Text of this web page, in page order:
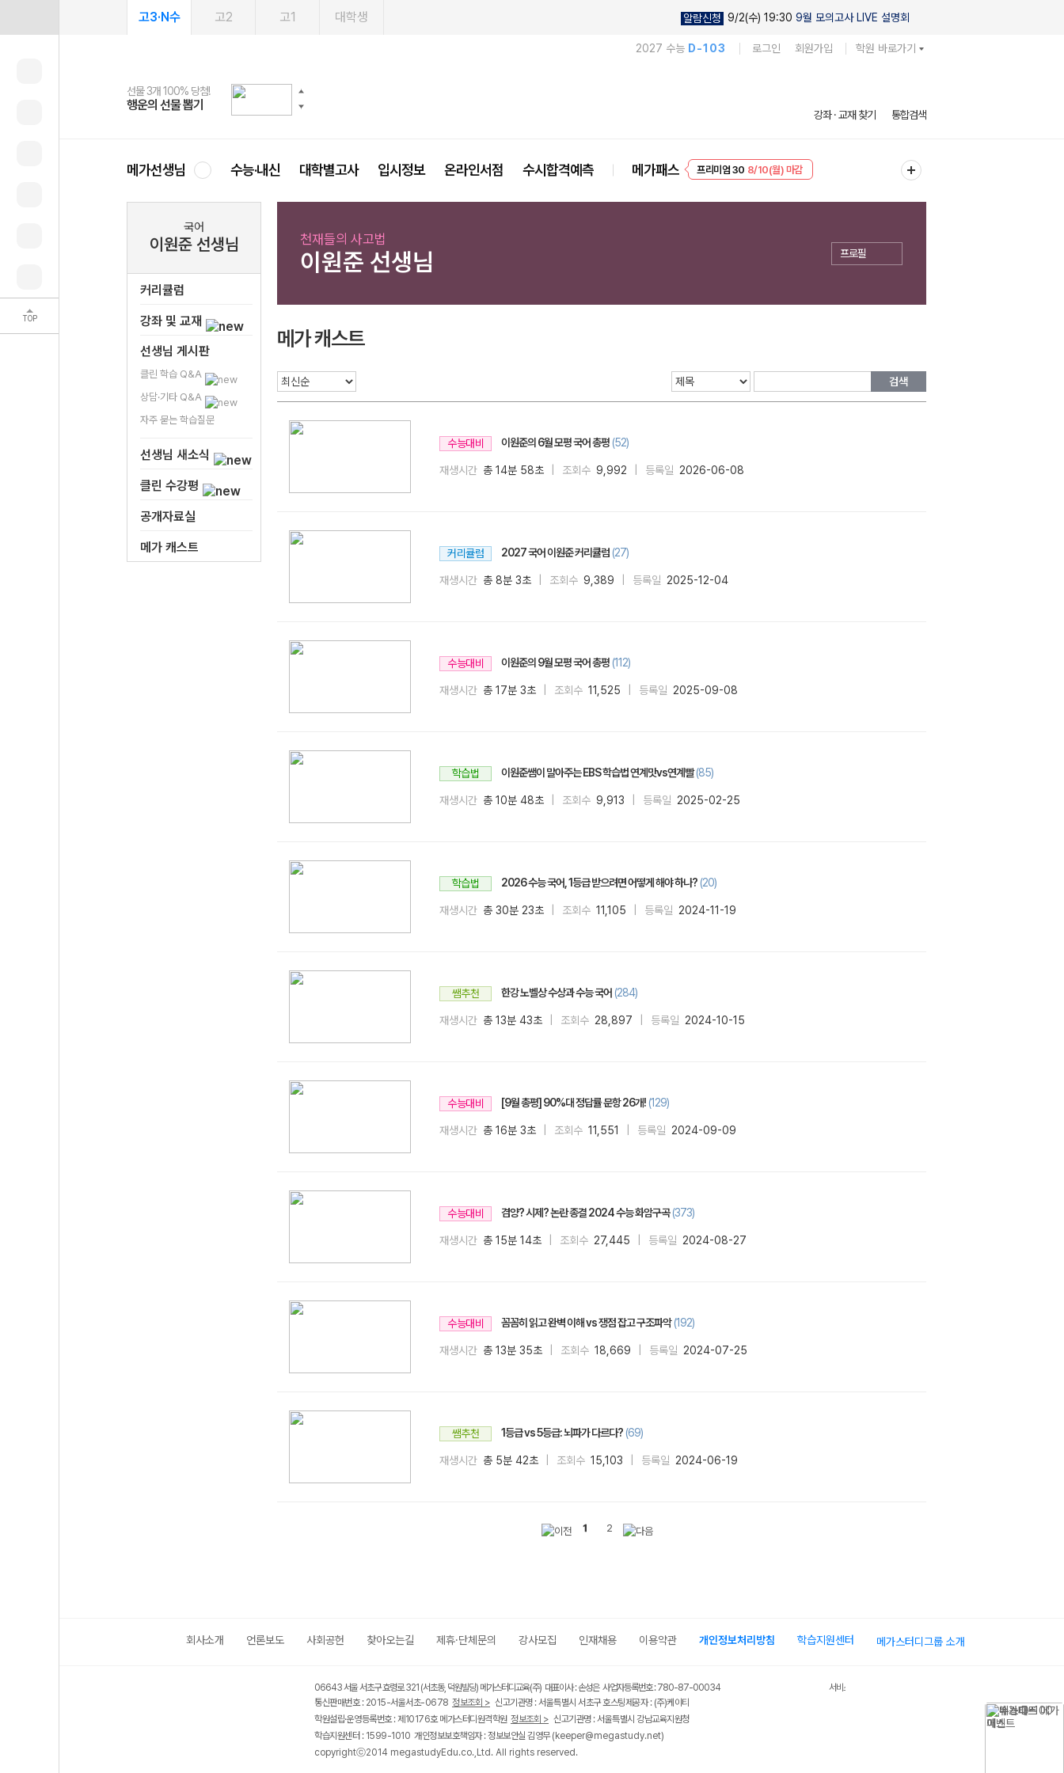
TOP
고3·N수 고2 고1 대학생 알람신청 9/2(수) 19:30 9월 모의고사 LIVE 설명회
2027 수능 D-103 로그인 회원가입 학원 바로가기
메가스터디
선물 3개 100% 당첨!
행운의 선물 뽑기
선물 100% 증정!
메가스터디 X 올리브
여름방학 스터디 캐시백
메가런 썸머스쿨
2027 러셀 단과
강사 공개선발
스마트러닝앱
설문 EVENT
메가패스
3일 무료 체험권
메가패스 수강생 무료혜택!
메가클럽 멤버십
사회공헌 캠페인
희망이룸 메가나눔
강좌 · 교재 찾기 통합검색
메가선생님 수능·내신 대학별고사 입시정보 온라인서점 수시합격예측 메가패스
EVENT 8/10(월) 마감
국어
이원준 선생님
커리큘럼
강좌 및 교재
선생님 게시판
클린 학습 Q&A
상담·기타 Q&A
자주 묻는 학습질문
선생님 새소식
클린 수강평
공개자료실
메가 캐스트
천재들의 사고법
이원준 선생님 프로필
메가 캐스트
검색
수능대비 이원준의 6월 모평 국어 총평 (52)
재생시간 총 14분 58초 조회수 9,992 등록일 2026-06-08
커리큘럼 2027 국어 이원준 커리큘럼 (27)
재생시간 총 8분 3초 조회수 9,389 등록일 2025-12-04
수능대비 이원준의 9월 모평 국어 총평 (112)
재생시간 총 17분 3초 조회수 11,525 등록일 2025-09-08
학습법 이원준쌤이 말아주는 EBS 학습법 연계맛vs연계빨(85)
재생시간 총 10분 48초 조회수 9,913 등록일 2025-02-25
학습법 2026 수능 국어, 1등급 받으려면 어떻게 해야 하나? (20)
재생시간 총 30분 23초 조회수 11,105 등록일 2024-11-19
쌤추천 한강 노벨상 수상과 수능 국어 (284)
재생시간 총 13분 43초 조회수 28,897 등록일 2024-10-15
수능대비 [9월 총평] 90%대 정답률 문항 26개! (129)
재생시간 총 16분 3초 조회수 11,551 등록일 2024-09-09
수능대비 겸양? 시제? 논란 종결 2024 수능 화암구곡(373)
재생시간 총 15분 14초 조회수 27,445 등록일 2024-08-27
수능대비 꼼꼼히 읽고 완벽 이해 vs 쟁점 잡고 구조파악(192)
재생시간 총 13분 35초 조회수 18,669 등록일 2024-07-25
쌤추천 1등급 vs 5등급: 뇌파가 다르다? (69)
재생시간 총 5분 42초 조회수 15,103 등록일 2024-06-19
1 2
회사소개 언론보도 사회공헌 찾아오는길 제휴·단체문의 강사모집 인재채용 이용약관 개인정보처리방침 학습지원센터 메가스터디그룹 소개
06643 서울 서초구 효령로 321 (서초동, 덕원빌딩) 메가스터디교육(주) 대표이사 : 손성은 사업자등록번호 : 780-87-00034
통신판매번호 : 2015-서울서초-0678 정보조회 > 신고기관명 : 서울특별시 서초구 호스팅제공자 : (주)케이티
학원설립·운영등록번호 : 제10176호 메가스터디원격학원 정보조회 > 신고기관명 : 서울특별시 강남교육지원청
학습지원센터 : 1599-1010 개인정보보호책임자 : 정보보안실 김영무(keeper@megastudy.net)
copyrightⓒ2014 megastudyEdu.co.,Ltd. All rights reserved.
서비스 가입사실 확인